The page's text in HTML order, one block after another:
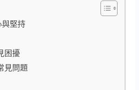
堅持
困擾
見問題